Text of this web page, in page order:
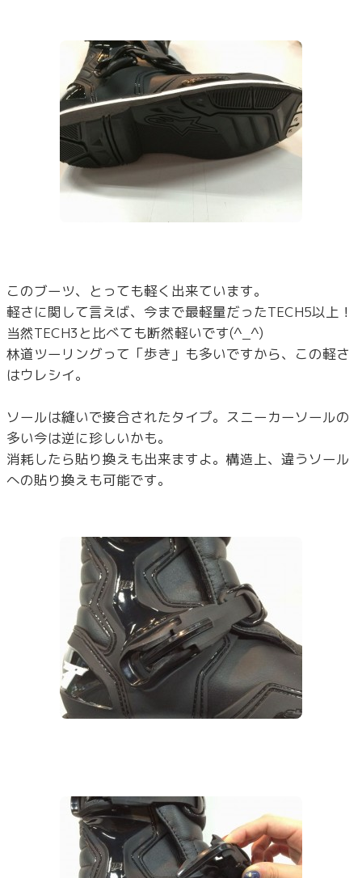
このブーツ、とっても軽く出来ています。
軽さに関して言えば、今まで最軽量だったTECH5以上！
当然TECH3と比べても断然軽いです(^_^)
林道ツーリングって「歩き」も多いですから、この軽さ
はウレシイ。
ソールは縫いで接合されたタイプ。スニーカーソールの
多い今は逆に珍しいかも。
消耗したら貼り換えも出来ますよ。構造上、違うソール
への貼り換えも可能です。